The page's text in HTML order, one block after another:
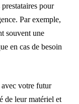
pour
Par exemple,
souvent une
en cas de besoin
votre futur
de leur matériel et